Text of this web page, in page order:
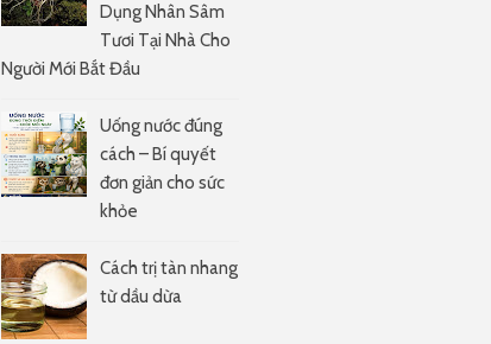
Dụng Nhân Sâm
Tươi Tại Nhà Cho
Người Mới Bắt Đầu
Uống nước đúng
cách – Bí quyết
đơn giản cho sức
khỏe
Cách trị tàn nhang
từ dầu dừa